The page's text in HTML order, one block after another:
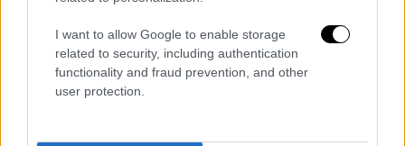
I want to allow Google to enable storage
related to security, including authentication
functionality and fraud prevention, and other
user protection.
σε ιδιωτική μαιευτική κλινική.
ελικόπτεροείχε απογειωθεί μεσημβρινές
ώρες χθες από τον Ασπρόπυργο και μετέβη